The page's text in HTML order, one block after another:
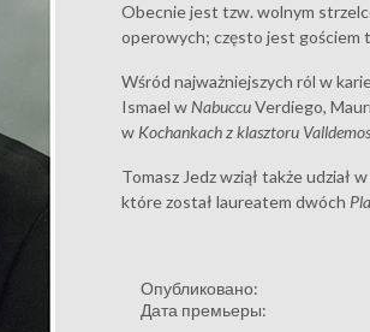
Obecnie jest tzw. wolnym
operowych; często jest gościem
Wśród najważniejszych ról w
Ismael w NabuccuVerdiego,
w Kochankach z klasztoru
Tomasz Jedz wziął także udział
które został laureatem dwóch
Опубликовано:
Дата премьеры: